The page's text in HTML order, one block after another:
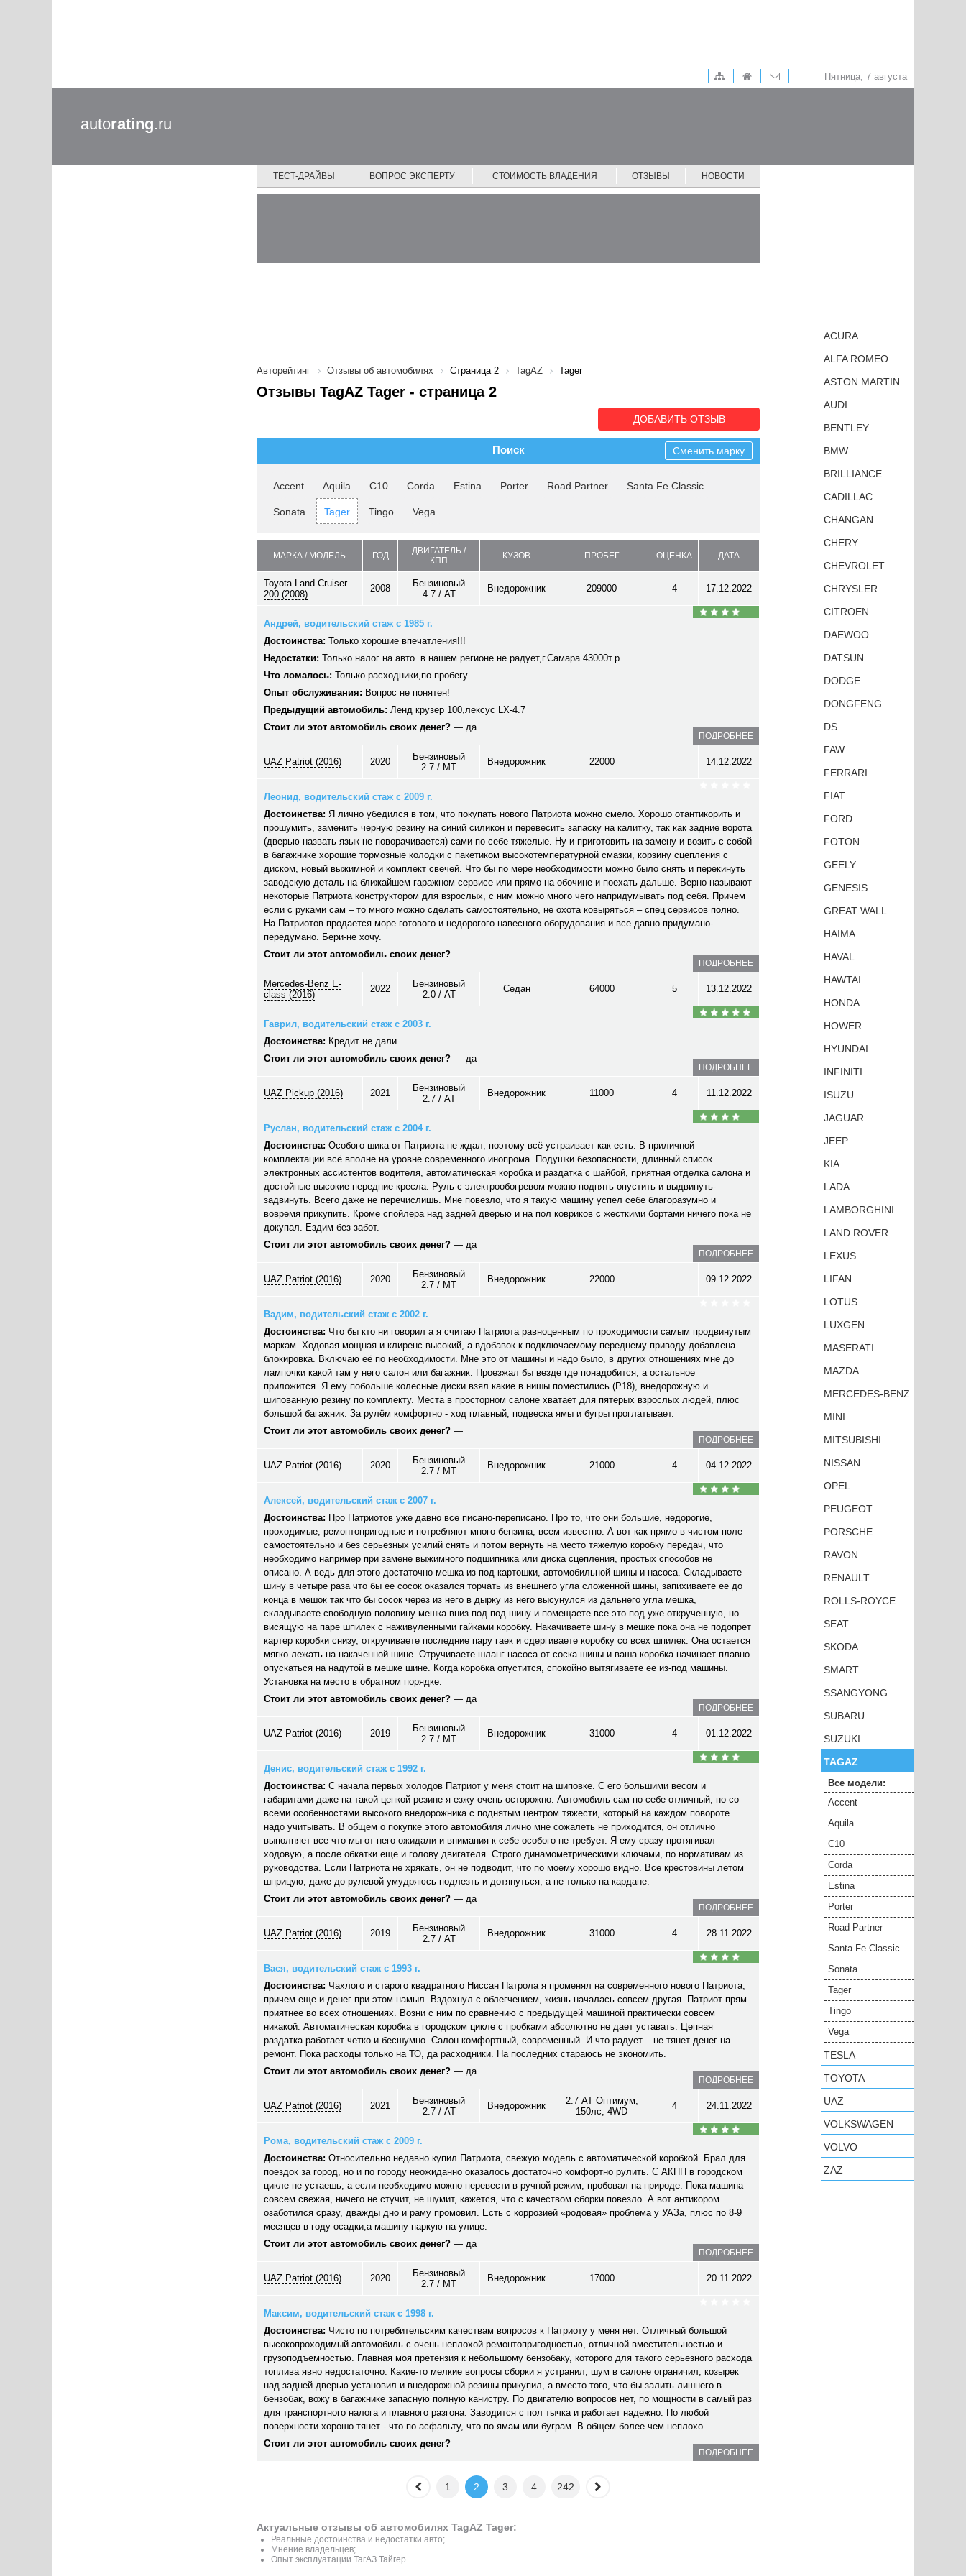
Пятница, 7 августа
autorating.ru
ТЕСТ-ДРАЙВЫ ВОПРОС ЭКСПЕРТУ СТОИМОСТЬ ВЛАДЕНИЯ ОТЗЫВЫ НОВОСТИ
Авторейтинг Отзывы об автомобилях Страница 2 TagAZ Tager
Отзывы TagAZ Tager - cтраница 2
ДОБАВИТЬ ОТЗЫВ
Поиск Сменить марку
Accent Aquila C10 Corda Estina Porter Road Partner Santa Fe Classic
Sonata Tager Tingo Vega
МАРКА / МОДЕЛЬ ГОД
ДВИГАТЕЛЬ /
КПП
КУЗОВ ПРОБЕГ ОЦЕНКА ДАТА
Toyota Land Cruiser
200 (2008)
2008
Бензиновый
4.7 / AT
Внедорожник 209000 4 17.12.2022
Андрей, водительский стаж с 1985 г.
Достоинства: Только хорошие впечатления!!!
Недостатки: Только налог на авто. в нашем регионе не радует,г.Самара.43000т.р.
Что ломалось: Только расходники,по пробегу.
Опыт обслуживания: Вопрос не понятен!
Предыдущий автомобиль: Ленд крузер 100,лексус LX-4.7
Стоит ли этот автомобиль своих денег? — да
ПОДРОБНЕЕ
UAZ Patriot (2016) 2020
Бензиновый
2.7 / MT
Внедорожник 22000 14.12.2022
Леонид, водительский стаж с 2009 г.
Достоинства: Я лично убедился в том, что покупать нового Патриота можно смело. Хорошо отантикорить и
прошумить, заменить черную резину на синий силикон и перевесить запаску на калитку, так как задние ворота
(дверью назвать язык не поворачивается) сами по себе тяжелые. Ну и приготовить на замену и возить с собой
в багажнике хорошие тормозные колодки с пакетиком высокотемпературной смазки, корзину сцепления с
диском, новый выжимной и комплект свечей. Что бы по мере необходимости можно было снять и перекинуть
заводскую деталь на ближайшем гаражном сервисе или прямо на обочине и поехать дальше. Верно называют
некоторые Патриота конструктором для взрослых, с ним можно много чего напридумывать под себя. Причем
если с руками сам – то много можно сделать самостоятельно, не охота ковыряться – спец сервисов полно.
На Патриотов продается море готового и недорогого навесного оборудования и все давно придумано-
передумано. Бери-не хочу.
Стоит ли этот автомобиль своих денег? —
ПОДРОБНЕЕ
Mercedes-Benz E-
class (2016)
2022
Бензиновый
2.0 / AT
Седан 64000 5 13.12.2022
Гаврил, водительский стаж с 2003 г.
Достоинства: Кредит не дали
Стоит ли этот автомобиль своих денег? — да
ПОДРОБНЕЕ
UAZ Pickup (2016) 2021
Бензиновый
2.7 / AT
Внедорожник 11000 4 11.12.2022
Руслан, водительский стаж с 2004 г.
Достоинства: Особого шика от Патриота не ждал, поэтому всё устраивает как есть. В приличной
комплектации всё вполне на уровне современного инопрома. Подушки безопасности, длинный список
электронных ассистентов водителя, автоматическая коробка и раздатка с шайбой, приятная отделка салона и
достойные высокие передние кресла. Руль с электрообогревом можно поднять-опустить и выдвинуть-
задвинуть. Всего даже не перечислишь. Мне повезло, что я такую машину успел себе благоразумно и
вовремя прикупить. Кроме спойлера над задней дверью и на пол ковриков с жесткими бортами ничего пока не
докупал. Ездим без забот.
Стоит ли этот автомобиль своих денег? — да
ПОДРОБНЕЕ
UAZ Patriot (2016) 2020
Бензиновый
2.7 / MT
Внедорожник 22000 09.12.2022
Вадим, водительский стаж с 2002 г.
Достоинства: Что бы кто ни говорил а я считаю Патриота равноценным по проходимости самым продвинутым
маркам. Ходовая мощная и клиренс высокий, а вдобавок к подключаемому переднему приводу добавлена
блокировка. Включаю её по необходимости. Мне это от машины и надо было, в других отношениях мне до
лампочки какой там у него салон или багажник. Проезжал бы везде где понадобится, а остальное
приложится. Я ему побольше колесные диски взял какие в нишы поместились (Р18), внедорожную и
шипованную резину по комплекту. Места в просторном салоне хватает для пятерых взрослых людей, плюс
большой багажник. За рулём комфортно - ход плавный, подвеска ямы и бугры проглатывает.
Стоит ли этот автомобиль своих денег? —
ПОДРОБНЕЕ
UAZ Patriot (2016) 2020
Бензиновый
2.7 / MT
Внедорожник 21000 4 04.12.2022
Алексей, водительский стаж с 2007 г.
Достоинства: Про Патриотов уже давно все писано-переписано. Про то, что они большие, недорогие,
проходимые, ремонтопригодные и потребляют много бензина, всем известно. А вот как прямо в чистом поле
самостоятельно и без серьезных усилий снять и потом вернуть на место тяжелую коробку передач, что
необходимо например при замене выжимного подшипника или диска сцепления, простых способов не
описано. А ведь для этого достаточно мешка из под картошки, автомобильной шины и насоса. Складываете
шину в четыре раза что бы ее сосок оказался торчать из внешнего угла сложенной шины, запихиваете ее до
конца в мешок так что бы сосок через из него в дырку из него высунулся из дальнего угла мешка,
складываете свободную половину мешка вниз под под шину и помещаете все это под уже открученную, но
висящую на паре шпилек с наживуленными гайками коробку. Накачиваете шину в мешке пока она не подопрет
картер коробки снизу, откручиваете последние пару гаек и сдергиваете коробку со всех шпилек. Она остается
мягко лежать на накаченной шине. Отручиваете шланг насоса от соска шины и ваша коробка начинает плавно
опускаться на надутой в мешке шине. Когда коробка опустится, спокойно вытягиваете ее из-под машины.
Установка на место в обратном порядке.
Стоит ли этот автомобиль своих денег? — да
ПОДРОБНЕЕ
UAZ Patriot (2016) 2019
Бензиновый
2.7 / MT
Внедорожник 31000 4 01.12.2022
Денис, водительский стаж с 1992 г.
Достоинства: С начала первых холодов Патриот у меня стоит на шиповке. С его большими весом и
габаритами даже на такой цепкой резине я езжу очень осторожно. Автомобиль сам по себе отличный, но со
всеми особенностями высокого внедорожника с поднятым центром тяжести, который на каждом повороте
надо учитывать. В общем о покупке этого автомобиля лично мне сожалеть не приходится, он отлично
выполняет все что мы от него ожидали и внимания к себе особого не требует. Я ему сразу протягивал
ходовую, а после обкатки еще и голову двигателя. Строго динамометрическими ключами, по нормативам из
руководства. Если Патриота не хрякать, он не подводит, что по моему хорошо видно. Все крестовины летом
шприцую, даже до рулевой умудряюсь подлезть и дотянуться, а не только на кардане.
Стоит ли этот автомобиль своих денег? — да
ПОДРОБНЕЕ
UAZ Patriot (2016) 2019
Бензиновый
2.7 / AT
Внедорожник 31000 4 28.11.2022
Вася, водительский стаж с 1993 г.
Достоинства: Чахлого и старого квадратного Ниссан Патрола я променял на современного нового Патриота,
причем еще и денег при этом намыл. Вздохнул с облегчением, жизнь началась совсем другая. Патриот прям
приятнее во всех отношениях. Возни с ним по сравнению с предыдущей машиной практически совсем
никакой. Автоматическая коробка в городском цикле с пробками абсолютно не дает уставать. Цепная
раздатка работает четко и бесшумно. Салон комфортный, современный. И что радует – не тянет денег на
ремонт. Пока расходы только на ТО, да расходники. На последних стараюсь не экономить.
Стоит ли этот автомобиль своих денег? — да
ПОДРОБНЕЕ
UAZ Patriot (2016) 2021
Бензиновый
2.7 / AT
Внедорожник
2.7 АТ Оптимум,
150лс, 4WD
4 24.11.2022
Рома, водительский стаж с 2009 г.
Достоинства: Относительно недавно купил Патриота, свежую модель с автоматической коробкой. Брал для
поездок за город, но и по городу неожиданно оказалось достаточно комфортно рулить. С АКПП в городском
цикле не устаешь, а если необходимо можно перевести в ручной режим, пробовал на природе. Пока машина
совсем свежая, ничего не стучит, не шумит, кажется, что с качеством сборки повезло. А вот антикором
озаботился сразу, дважды дно и раму промовил. Есть с коррозией «родовая» проблема у УАЗа, плюс по 8-9
месяцев в году осадки,а машину паркую на улице.
Стоит ли этот автомобиль своих денег? — да
ПОДРОБНЕЕ
UAZ Patriot (2016) 2020
Бензиновый
2.7 / MT
Внедорожник 17000 20.11.2022
Максим, водительский стаж с 1998 г.
Достоинства: Чисто по потребительским качествам вопросов к Патриоту у меня нет. Отличный большой
высокопроходимый автомобиль с очень неплохой ремонтопригодностью, отличной вместительностью и
грузоподъемностью. Главная моя претензия к небольшому бензобаку, которого для такого серьезного расхода
топлива явно недостаточно. Какие-то мелкие вопросы сборки я устранил, шум в салоне ограничил, козырек
над задней дверью установил и внедорожной резины прикупил, а вместо того, что бы залить лишнего в
бензобак, вожу в багажнике запасную полную канистру. По двигателю вопросов нет, по мощности в самый раз
для транспортного налога и плавного разгона. Заводится с пол тычка и работает надежно. По любой
поверхности хорошо тянет - что по асфальту, что по ямам или буграм. В общем более чем неплохо.
Стоит ли этот автомобиль своих денег? —
ПОДРОБНЕЕ
1 2 3 4 242
Актуальные отзывы об автомобилях TagAZ Tager:
Реальные достоинства и недостатки авто;
Мнение владельцев;
Опыт эксплуатации ТагАЗ Тайгер.
ACURA
ALFA ROMEO
ASTON MARTIN
AUDI
BENTLEY
BMW
BRILLIANCE
CADILLAC
CHANGAN
CHERY
CHEVROLET
CHRYSLER
CITROEN
DAEWOO
DATSUN
DODGE
DONGFENG
DS
FAW
FERRARI
FIAT
FORD
FOTON
GEELY
GENESIS
GREAT WALL
HAIMA
HAVAL
HAWTAI
HONDA
HOWER
HYUNDAI
INFINITI
ISUZU
JAGUAR
JEEP
KIA
LADA
LAMBORGHINI
LAND ROVER
LEXUS
LIFAN
LOTUS
LUXGEN
MASERATI
MAZDA
MERCEDES-BENZ
MINI
MITSUBISHI
NISSAN
OPEL
PEUGEOT
PORSCHE
RAVON
RENAULT
ROLLS-ROYCE
SEAT
SKODA
SMART
SSANGYONG
SUBARU
SUZUKI
TAGAZ
Все модели:
Accent
Aquila
C10
Corda
Estina
Porter
Road Partner
Santa Fe Classic
Sonata
Tager
Tingo
Vega
TESLA
TOYOTA
UAZ
VOLKSWAGEN
VOLVO
ZAZ